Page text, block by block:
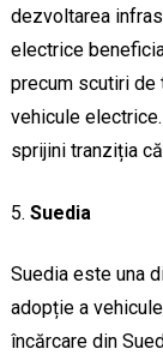
dezvoltarea
electrice
precum scutiri de
vehicule
sprijini tranziția
Suedia
Suedia este una
adopție a
încărcare din